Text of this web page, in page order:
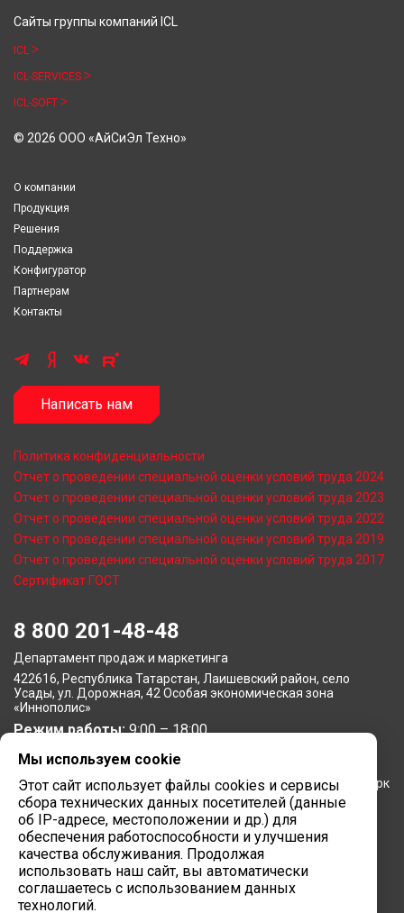
Сайты группы компаний ICL
ICL
ICL-SERVICES
ICL-SOFT
© 2026 ООО «АйСиЭл Техно»
О компании
Продукция
Решения
Поддержка
Конфигуратор
Партнерам
Контакты
Написать нам
Политика конфиденциальности
Отчет о проведении специальной оценки условий труда 2024
Отчет о проведении специальной оценки условий труда 2023
Отчет о проведении специальной оценки условий труда 2022
Отчет о проведении специальной оценки условий труда 2019
Отчет о проведении специальной оценки условий труда 2017
Сертификат ГОСТ
8 800 201-48-48
Департамент продаж и маркетинга
422616, Республика Татарстан, Лаишевский район, село
Усады, ул. Дорожная, 42 Особая экономическая зона
«Иннополис»
Режим работы:9:00 – 18:00
Московское представительство
105064, г. Москва, Нижний Сусальный переулок, 5, бизнес-парк
«Арма»
Режим работы:9:00 – 18:00
Завод вычислительной техники
422624, Республика Татарстан, мр-н Лаишевский, с/п
Столбищенское, ул.Советская, зд.278
Мы используем cookie
Этот сайт использует файлы cookies и сервисы
сбора технических данных посетителей (данные
об IP-адресе, местоположении и др.) для
обеспечения работоспособности и улучшения
качества обслуживания. Продолжая
использовать наш сайт, вы автоматически
соглашаетесь с использованием данных
технологий.